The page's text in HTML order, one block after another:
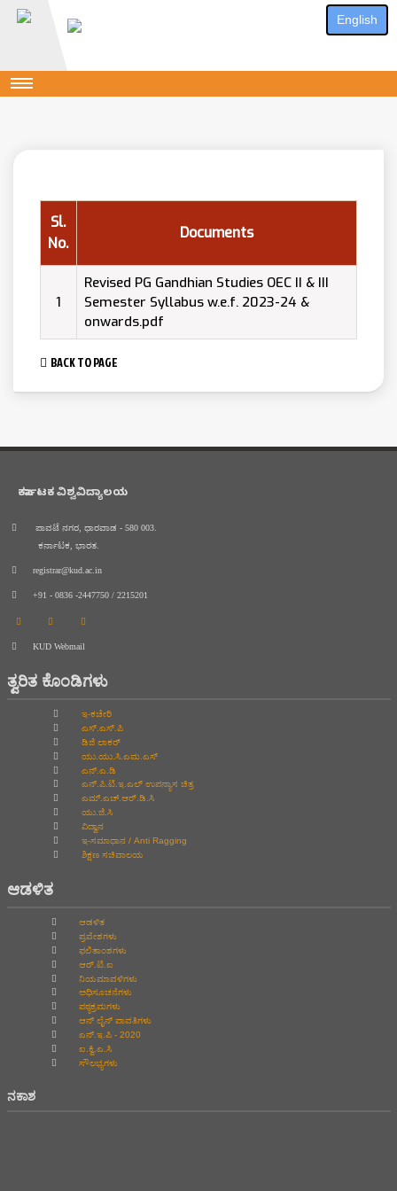
English
Sl.
No.
Documents
1
Revised PG Gandhian Studies OEC II & III
Semester Syllabus w.e.f. 2023-24 &
onwards.pdf
BACK TO PAGE
ಕರ್ನಾಟಕ ವಿಶ್ವವಿದ್ಯಾಲಯ
ಪಾವಟೆ ನಗರ, ಧಾರವಾಡ - 580 003.
ಕರ್ನಾಟಕ, ಭಾರತ.
registrar@kud.ac.in
+91 - 0836 -2447750 / 2215201
KUD Webmail
ತ್ವರಿತ ಕೊಂಡಿಗಳು
ಇ-ಕಚೇರಿ
ಎಸ್.ಎಸ್.ಪಿ
ಡಿಜಿ ಲಾಕರ್
ಯು.ಯು.ಸಿ.ಎಮ.ಎಸ್
ಎನ್.ಎ.ಡಿ
ಎನ್.ಪಿ.ಟಿ.ಇ.ಎಲ್‌ ಉಪನ್ಯಾಸ ಚಿತ್ರ
ಎಮ್.ಎಚ್.ಆರ್.ಡಿ.ಸಿ
ಯು.ಜಿ.ಸಿ
ವಿದ್ವಾನ
ಇ-ಸಮಾಧಾನ / Anti Ragging
ಶಿಕ್ಷಣ ಸಚಿವಾಲಯ
ಆಡಳಿತ
ಆಡಳಿತ
ಪ್ರವೇಶಗಳು
ಫಲಿತಾಂಶಗಳು
ಆರ್.ಟಿ.ಐ
ನಿಯಮಾವಳಿಗಳು
ಅಧಿಸೂಚನೆಗಳು
ಪಠ್ಯಕ್ರಮಗಳು
ಆನ್‌ ಲೈನ್‌ ಪಾವತಿಗಳು
ಎನ್.ಇ.ಪಿ - 2020
ಐ.ಕ್ವಿ.ಎ.ಸಿ
ಸೌಲಭ್ಯಗಳು
ನಕಾಶ